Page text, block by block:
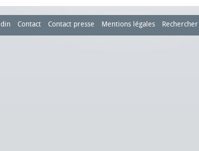
Contact Contact presse Mentions légales